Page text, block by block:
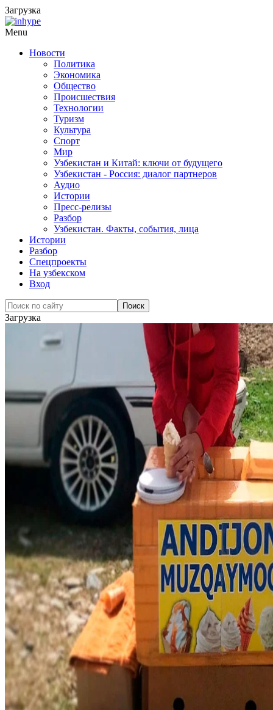
Загрузка
Menu
Новости
Политика
Экономика
Общество
Происшествия
Технологии
Туризм
Культура
Спорт
Мир
Узбекистан и Китай: ключи от будущего
Узбекистан - Россия: диалог партнеров
Аудио
Истории
Пресс-релизы
Разбор
Узбекистан. Факты, события, лица
Истории
Разбор
Спецпроекты
На узбекском
Вход
Загрузка